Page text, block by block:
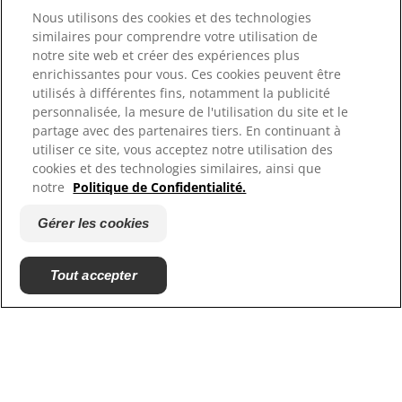
Carrières
*Étude menée auprès de 401 vétérinaires français en
Mai 2025. SIG : 95 %. Kynetec.
**Les visuels d'aliments sont utilisés à des fins
Nous utilisons des cookies et des technologies
similaires pour comprendre votre utilisation de
notre site web et créer des expériences plus
enrichissantes pour vous. Ces cookies peuvent être
utilisés à différentes fins, notamment la publicité
personnalisée, la mesure de l'utilisation du site et le
partage avec des partenaires tiers. En continuant à
utiliser ce site, vous acceptez notre utilisation des
cookies et des technologies similaires, ainsi que
notre Politique de Confidentialité.
Gérer les cookies
Tout accepter